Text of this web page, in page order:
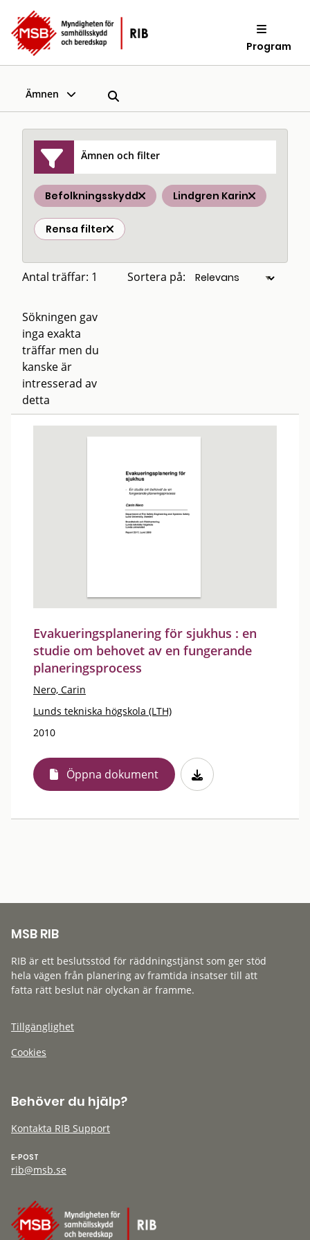
Program
Ämnen
Ämnen och filter
Befolkningsskydd Lindgren Karin
Rensa filter
Antal träffar: 1 Sortera på:
Sökningen gav
inga exakta
träffar men du
kanske är
intresserad av
detta
Evakueringsplanering för sjukhus : en
studie om behovet av en fungerande
planeringsprocess
Nero, Carin
Lunds tekniska högskola (LTH)
2010
Öppna dokument
MSB RIB
RIB är ett beslutsstöd för räddningstjänst som ger stöd
hela vägen från planering av framtida insatser till att
fatta rätt beslut när olyckan är framme.
Tillgänglighet
Cookies
Behöver du hjälp?
Kontakta RIB Support
E-POST
rib@msb.se